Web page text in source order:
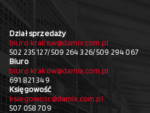
Dział sprzedaży
biuro.krakow@damix.com.pl
502 235 127/ 509 264 326/ 509 294 067
Biuro
biuro.krakow@damix.com.pl
691 821 349
Księgowość
ksiegowosc@damix.com.pl
507 058 709